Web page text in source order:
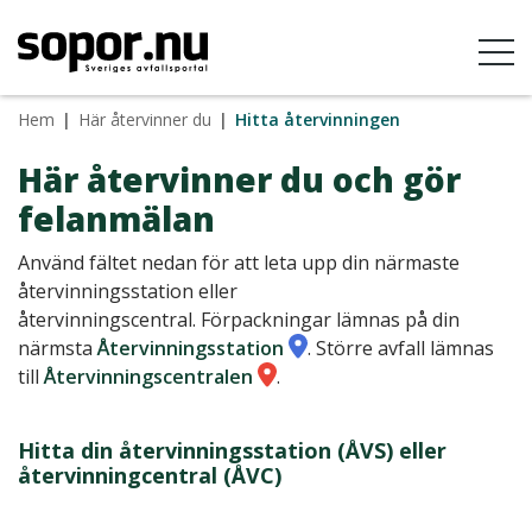
Hem | Här återvinner du | Hitta återvinningen
Här återvinner du och gör
felanmälan
Använd fältet nedan för att leta upp din närmaste
återvinningsstation eller
återvinningscentral. Förpackningar lämnas på din
närmstaÅtervinningsstation
. Större avfall lämnas
tillÅtervinningscentralen .
Hitta din återvinningsstation (ÅVS) eller
återvinningcentral (ÅVC)